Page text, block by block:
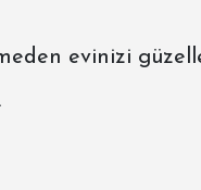
evinizi